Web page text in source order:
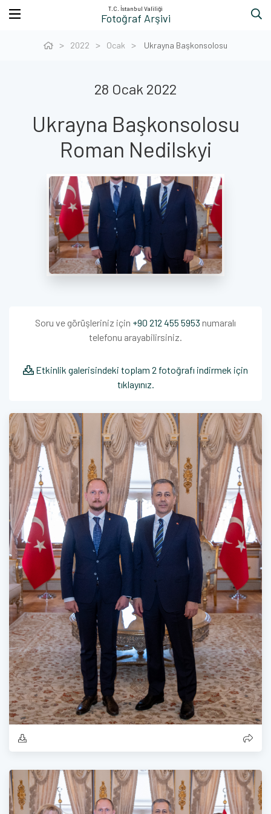
T.C. İstanbul Valiliği
Fotoğraf Arşivi
2022 Ocak Ukrayna Başkonsolosu
28 Ocak 2022
Ukrayna Başkonsolosu
Roman Nedilskyi
Soru ve görüşleriniz için +90 212 455 5953 numaralı
telefonu arayabilirsiniz.
Etkinlik galerisindeki toplam 2 fotoğrafı indirmek için
tıklayınız.